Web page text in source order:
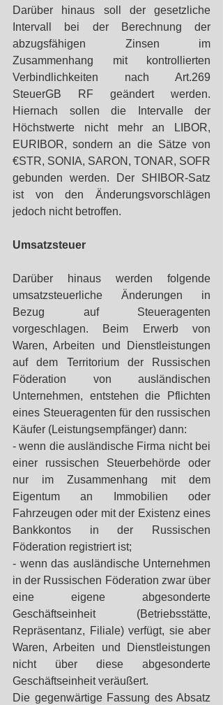
Darüber hinaus soll der gesetzliche
Intervall bei der Berechnung der
abzugsfähigen Zinsen im
Zusammenhang mit kontrollierten
Verbindlichkeiten nach Art.269
SteuerGB RF geändert werden.
Hiernach sollen die Intervalle der
Höchstwerte nicht mehr an LIBOR,
EURIBOR, sondern an die Sätze von
€STR, SONIA, SARON, TONAR, SOFR
gebunden werden. Der SHIBOR-Satz
ist von den Änderungsvorschlägen
jedoch nicht betroffen.
Umsatzsteuer
Darüber hinaus werden folgende
umsatzsteuerliche Änderungen in
Bezug auf Steueragenten
vorgeschlagen. Beim Erwerb von
Waren, Arbeiten und Dienstleistungen
auf dem Territorium der Russischen
Föderation von ausländischen
Unternehmen, entstehen die Pflichten
eines Steueragenten für den russischen
Käufer (Leistungsempfänger) dann:
- wenn die ausländische Firma nicht bei
einer russischen Steuerbehörde oder
nur im Zusammenhang mit dem
Eigentum an Immobilien oder
Fahrzeugen oder mit der Existenz eines
Bankkontos in der Russischen
Föderation registriert ist;
- wenn das ausländische Unternehmen
in der Russischen Föderation zwar über
eine eigene abgesonderte
Geschäftseinheit (Betriebsstätte,
Repräsentanz, Filiale) verfügt, sie aber
Waren, Arbeiten und Dienstleistungen
nicht über diese abgesonderte
Geschäftseinheit veräußert.
Die gegenwärtige Fassung des Absatz